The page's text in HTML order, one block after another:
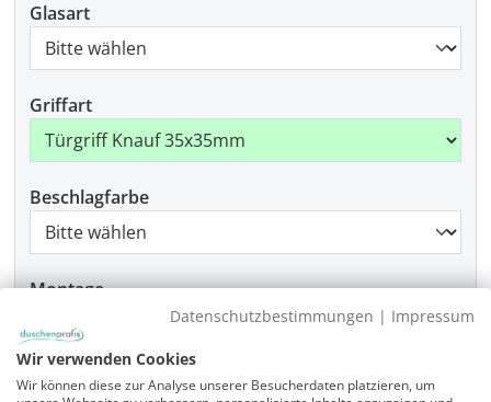
Glasart
Griffart
Beschlagfarbe
Montage
Produkt Anzahl: Gib den gewünschten
In den Warenkorb
Datenschutzbestimmungen | Impressum
Wir verwenden Cookies
Wir können diese zur Analyse unserer Besucherdaten platzieren, um